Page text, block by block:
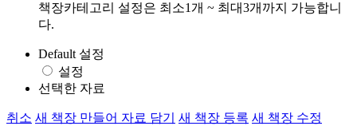
책장카테고리 설정은 최소1개 ~ 최대3개까지 가능합니
다.
Default 설정
설정
선택한 자료
취소 새 책장 만들어 자료 담기 새 책장 등록 새 책장 수정